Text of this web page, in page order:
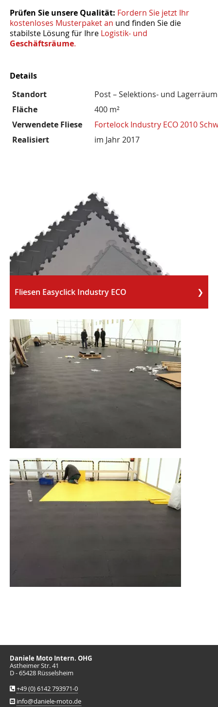
Prüfen Sie unsere Qualität: Fordern Sie jetzt Ihr
kostenloses Musterpaket an und finden Sie die
stabilste Lösung für Ihre Logistik- und
Geschäftsräume.
Details
Standort
Post – Selektions- und
Fläche
400 m²
Verwendete Fliese
Fortelock Industry ECO 2010
Realisiert
im Jahr 2017
Fliesen Easyclick Industry ECO
Daniele Moto Intern. OHG
Astheimer Str. 41
D - 65428 Rüsselsheim
+49 (0) 6142 793971-0
info@daniele-moto.de